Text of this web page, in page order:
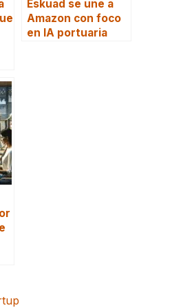
Eskuad se une a
Amazon con foco
en IA portuaria